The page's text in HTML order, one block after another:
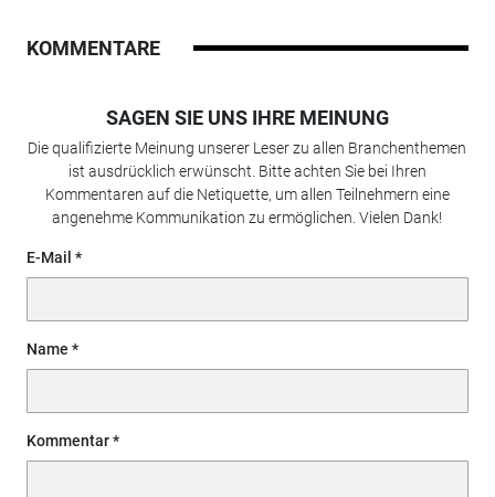
KOMMENTARE
SAGEN SIE UNS IHRE MEINUNG
Die qualifizierte Meinung unserer Leser zu allen Branchenthemen
ist ausdrücklich erwünscht. Bitte achten Sie bei Ihren
Kommentaren auf die Netiquette, um allen Teilnehmern eine
angenehme Kommunikation zu ermöglichen. Vielen Dank!
E-Mail
Name
Kommentar